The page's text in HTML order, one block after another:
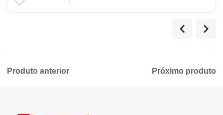
Produto anterior Próximo produto